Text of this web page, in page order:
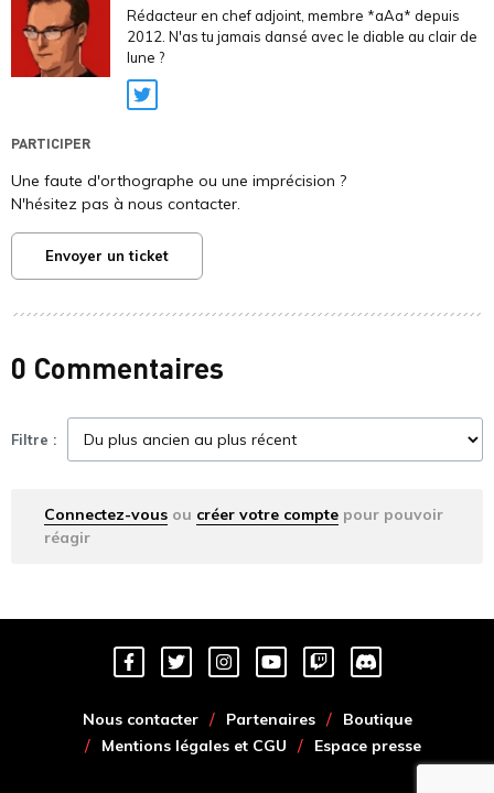
Rédacteur en chef adjoint, membre *aAa* depuis
2012. N'as tu jamais dansé avec le diable au clair de
lune ?
Twitter
PARTICIPER
Une faute d'orthographe ou une imprécision ?
N'hésitez pas à nous contacter.
Envoyer un ticket
0 Commentaires
Filtre :
Connectez-vous ou créer votre compte pour pouvoir
réagir
Nous contacter Partenaires
Boutique
Mentions légales et CGU
Espace presse